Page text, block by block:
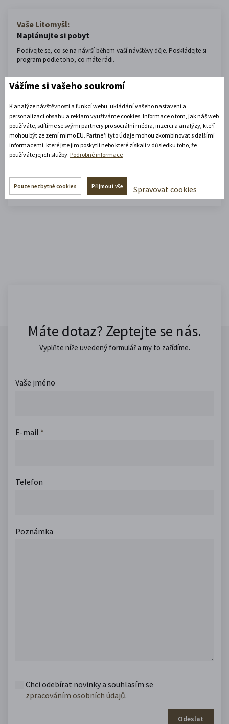
Vaše Litomyšl:
Naplánujte si pobyt
Podívejte se, co se na návrší během vaší návštěvy děje. Poskládejte si
program podle toho, co máte rádi.
Přijíždím
Odjíždím
Vyhledat aktivity
Máte dotaz? Zeptejte se nás.
Vyplňte níže uvedený formulář a my to zařídíme.
Vaše jméno
E-mail *
Telefon
Poznámka
Chci odebírat novinky a souhlasím se
zpracováním osobních údajů.
Odeslat
Vážíme si vašeho soukromí
K analýze návštěvnosti a funkcí webu, ukládání vašeho nastavení a
personalizaci obsahu a reklam využíváme cookies. Informace o tom, jak náš web
používáte, sdílíme se svými partnery pro sociální média, inzerci a analýzy, kteří
mohou být ze zemí mimo EU. Partneři tyto údaje mohou zkombinovat s dalšími
informacemi, které jste jim poskytli nebo které získali v důsledku toho, že
používáte jejich služby. Podrobné informace
Pouze nezbytné cookies Přijmout vše Spravovat cookies